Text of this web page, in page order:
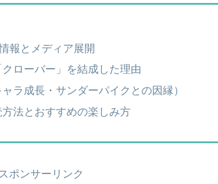
報とメディア展開
ローバー」を結成した理由
ラ成長・サンダーパイクとの因縁）
法とおすすめの楽しみ方
スポンサーリンク